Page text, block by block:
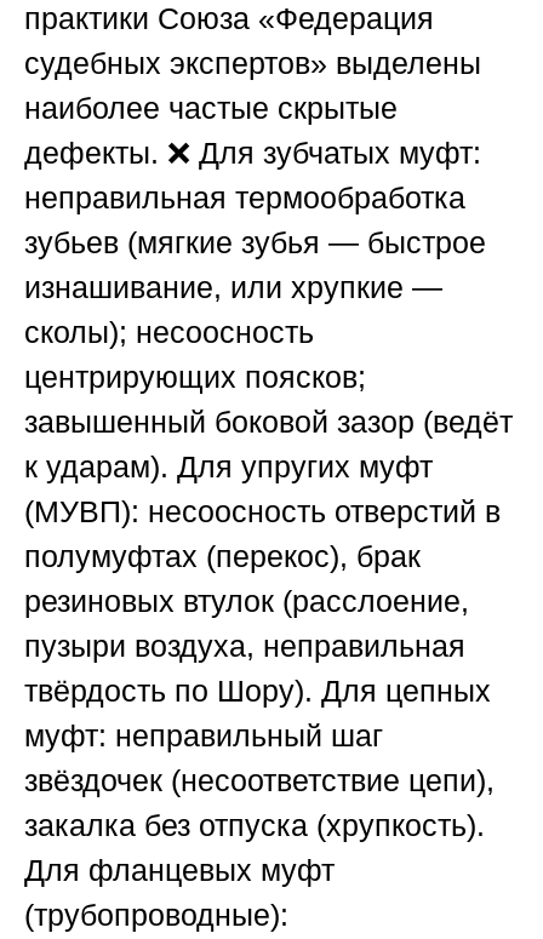
практики Союза «Федерация
судебных экспертов» выделены
наиболее частые скрытые
дефекты. ❌ Для зубчатых муфт:
неправильная термообработка
зубьев (мягкие зубья — быстрое
изнашивание, или хрупкие —
сколы); несоосность
центрирующих поясков;
завышенный боковой зазор (ведёт
к ударам). Для упругих муфт
(МУВП): несоосность отверстий в
полумуфтах (перекос), брак
резиновых втулок (расслоение,
пузыри воздуха, неправильная
твёрдость по Шору). Для цепных
муфт: неправильный шаг
звёздочек (несоответствие цепи),
закалка без отпуска (хрупкость).
Для фланцевых муфт
(трубопроводные):